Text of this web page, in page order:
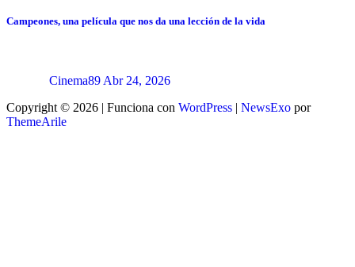
Campeones, una película que nos da una lección de la vida
Cinema89 Abr 24, 2026
Copyright © 2026 | Funciona con WordPress | NewsExo por
ThemeArile